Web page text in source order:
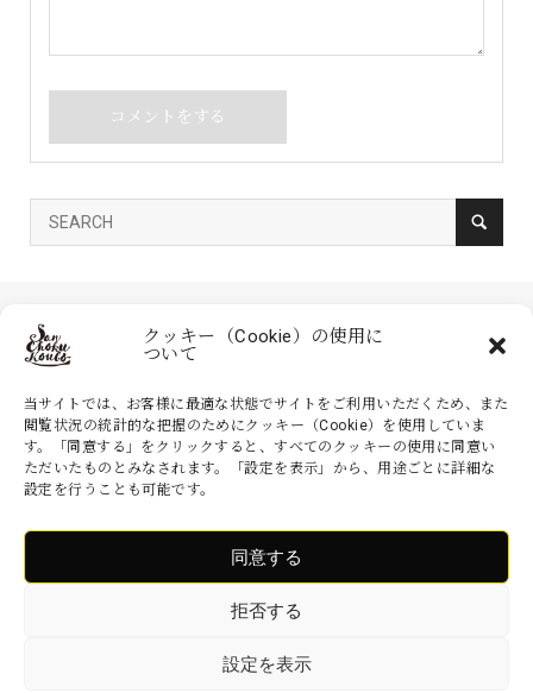
クッキー（Cookie）の使用に
ついて
当サイトでは、お客様に最適な状態でサイトをご利用いただくため、また
閲覧状況の統計的な把握のためにクッキー（Cookie）を使用していま
す。「同意する」をクリックすると、すべてのクッキーの使用に同意い
ただいたものとみなされます。「設定を表示」から、用途ごとに詳細な
設定を行うことも可能です。
同意する
拒否する
設定を表示
家具の産直工房 大川本店は、株式会社産商が運営する公式のネットシ
ョッピングサイトです。家具・インテリアなどの商品を現地より無駄を
家具の産直工房 大川本店. All Rights Reserved.